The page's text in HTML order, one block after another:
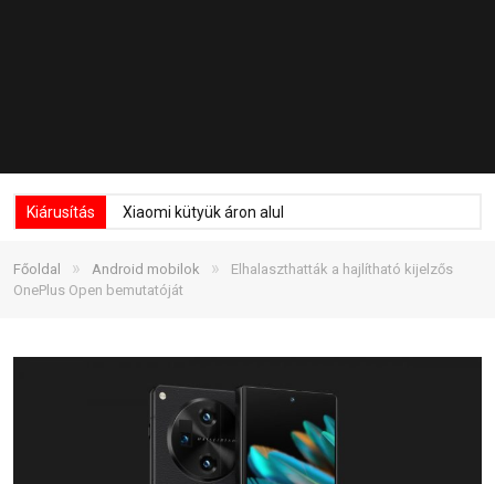
Kiárusítás Xiaomi kütyük áron alul
Főoldal » Android mobilok »
Elhalaszthatták a hajlítható kijelzős
OnePlus Open bemutatóját